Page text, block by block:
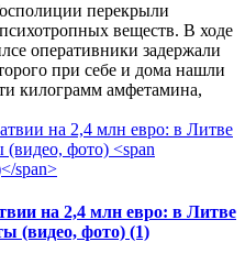
перекрыли
веществ. В ходе
оперативники задержали
при себе и дома нашли
килограмм амфетамина,
на 2,4 млн евро: в Литве
(видео, фото) (1)